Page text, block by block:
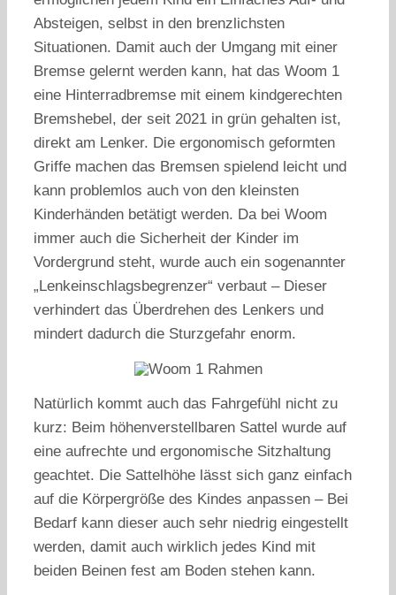
Absteigen, selbst in den brenzlichsten
Situationen. Damit auch der Umgang mit einer
Bremse gelernt werden kann, hat das Woom 1
eine Hinterradbremse mit einem kindgerechten
Bremshebel, der seit 2021 in grün gehalten ist,
direkt am Lenker. Die ergonomisch geformten
Griffe machen das Bremsen spielend leicht und
kann problemlos auch von den kleinsten
Kinderhänden betätigt werden. Da bei Woom
immer auch die Sicherheit der Kinder im
Vordergrund steht, wurde auch ein sogenannter
„Lenkeinschlagsbegrenzer“ verbaut – Dieser
verhindert das Überdrehen des Lenkers und
mindert dadurch die Sturzgefahr enorm.
Natürlich kommt auch das Fahrgefühl nicht zu
kurz: Beim höhenverstellbaren Sattel wurde auf
eine aufrechte und ergonomische Sitzhaltung
geachtet. Die Sattelhöhe lässt sich ganz einfach
auf die Körpergröße des Kindes anpassen – Bei
Bedarf kann dieser auch sehr niedrig eingestellt
werden, damit auch wirklich jedes Kind mit
beiden Beinen fest am Boden stehen kann.